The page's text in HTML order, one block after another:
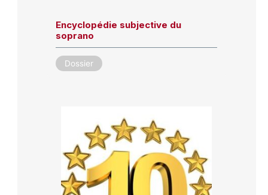
Encyclopédie subjective du
soprano
Dossier